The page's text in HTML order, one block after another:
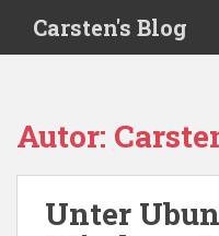
i
Carsten's Blog
Autor:
Unter